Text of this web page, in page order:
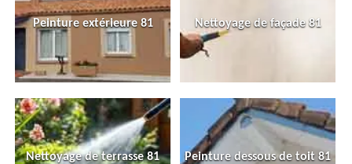
Peinture extérieure 81 Nettoyage de façade 81
Nettoyage de terrasse 81 Peinture dessous de toit 81